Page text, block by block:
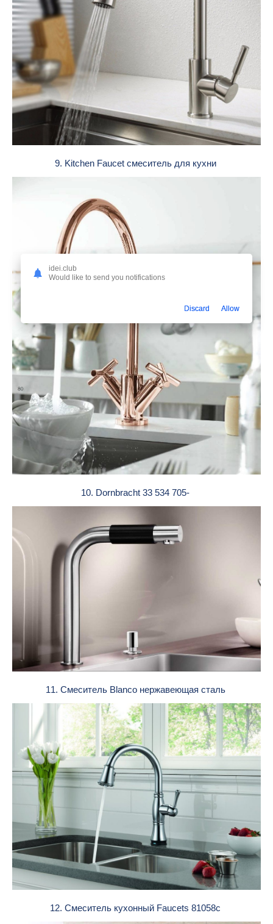
9. Kitchen Faucet смеситель для кухни
10. Dornbracht 33 534 705-
11. Смеситель Blanco нержавеющая сталь
12. Смеситель кухонный Faucets 81058c
idei.club
Would like to send you notifications
Discard Allow